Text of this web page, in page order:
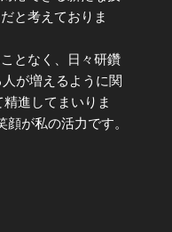
と考えておりま
となく、日々研鑽
が増えるように関
進してまいりま
が私の活力です。